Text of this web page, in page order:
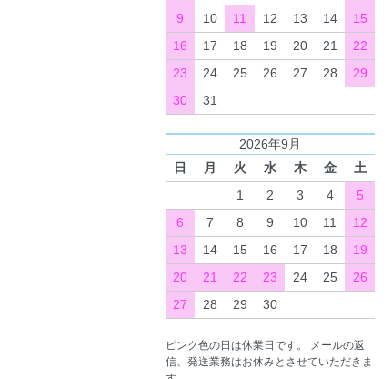
9
10 11 12 13 14
15
16
17 18 19 20 21
22
23
24 25 26 27 28
29
30
31
2026年9月
日
月 火 水 木 金
土
1
2 3 4
5
6
7 8 9 10 11
12
13
14 15 16 17 18
19
20
21 22 23 24 25
26
27
28 29 30
ピンク色の日は休業日です。 メールの返
信、発送業務はお休みとさせていただきま